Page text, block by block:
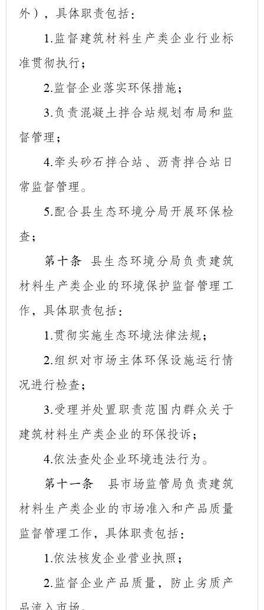
外），具体职责包括：
1. 监督建筑材料生产类企业行业标
准贯彻执行；
2. 监督企业落实环保措施；
3. 负责混凝土拌合站规划布局和监
督管理；
4.牵头砂石拌合站、沥青拌合站日
常监督管理。
5.配合县生态环境分局开展环保检
查；
第十条
县生态环境分局负责建筑
材料生产类企业的环境保护监督管理工
作，具体职责包括：
1.贯彻实施生态环境法律法规；
2.组织对市场主体环保设施运行情
况进行检查；
3. 受理并处置 职责范围内 群众关于
建筑材料生产类企业的环保投诉；
4.依法查处企业环境违法行为。
第十一条 县市场监管局负责建筑
材料生产类企业的市场准入和产品质量
监督管理工作，具体职责包括：
1.依法核发企业营业执照；
2. 监督企业产品质量，防止劣质产